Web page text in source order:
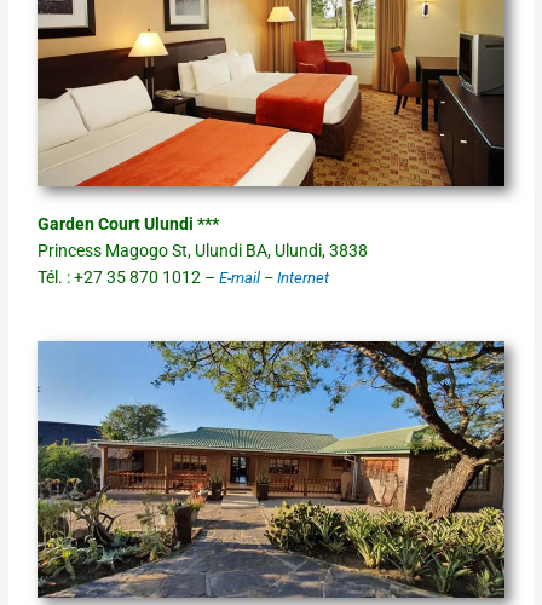
Garden Court Ulundi ***
Princess Magogo St, Ulundi BA, Ulundi, 3838
Tél. : +27 35 870 1012 – E-mail –Internet